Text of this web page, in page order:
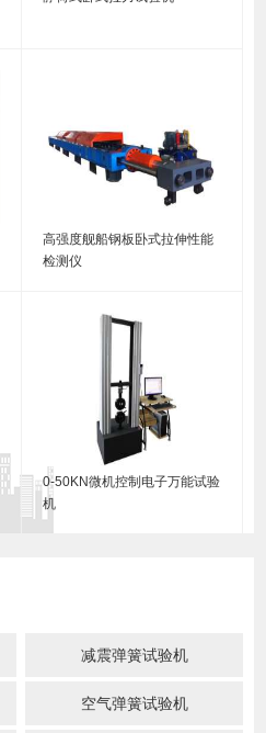
高强度舰船钢板卧式拉伸性能
检测仪
0-50KN微机控制电子万能试验
机
减震弹簧试验机
空气弹簧试验机